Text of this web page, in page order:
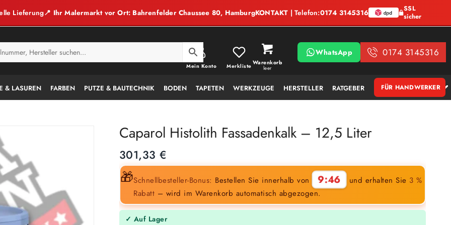
Lieferung📍 Ihr Malermarkt vor Ort: Bahrenfelder Chaussee 80, HamburgKONTAKT | Telefon:0174 3145316
SSL
sicher
Warenkorb
leer
Mein Konto Merkliste
WhatsApp 0174 3145316
& LASUREN FARBEN PUTZE & BAUTECHNIK BODEN TAPETEN WERKZEUGE HERSTELLER RATGEBER FÜR HANDWERKER
Caparol Histolith Fassadenkalk – 12,5 Liter
301,33€
🎁Schnellbesteller-Bonus: Bestellen Sie innerhalb von 9:45 und erhalten Sie 3 %
Rabatt – wird im Warenkorb automatisch abgezogen.
✓ Auf Lager